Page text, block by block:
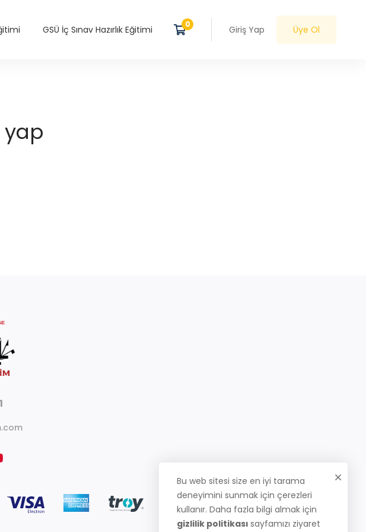
GSÜ İç Sınav Hazırlık Eğitimi Giriş Yap Üye Ol
Bu web sitesi size en iyi tarama
deneyimini sunmak için çerezleri
kullanır. Daha fazla bilgi almak için
gizlilik politikası sayfamızı ziyaret